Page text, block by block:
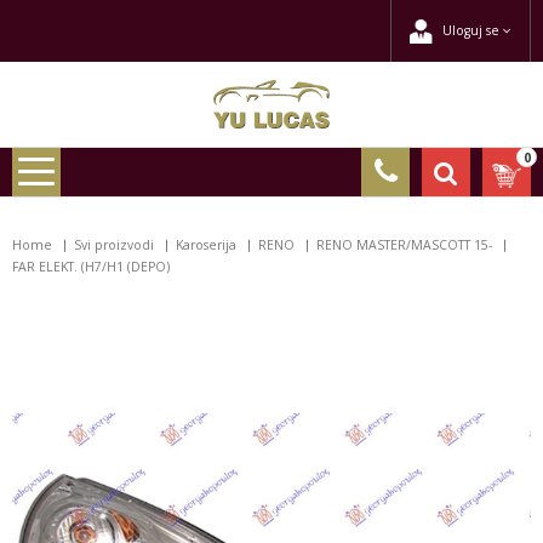
Uloguj se
0
Home Svi proizvodi Karoserija RENO
RENO MASTER/MASCOTT 15-
FAR ELEKT. (H7/H1 (DEPO)